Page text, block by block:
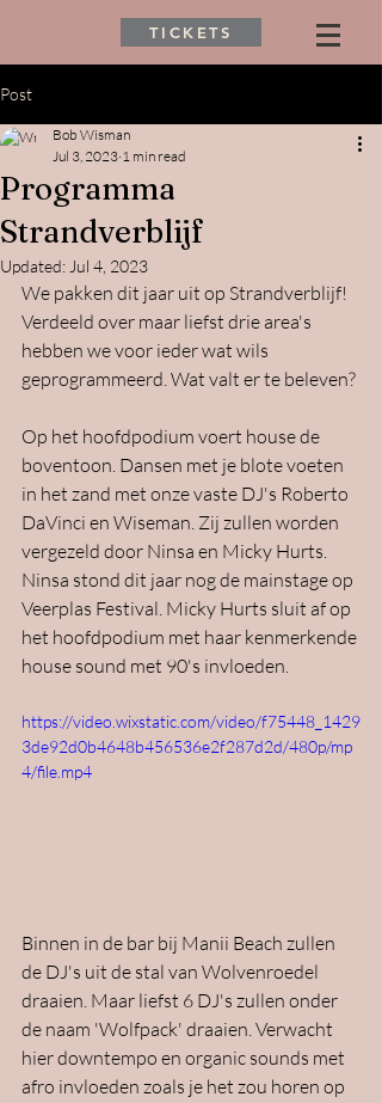
TICKETS
Post
Programma
Strandverblijf
Bob Wisman
Jul 3, 2023 1 min read
Updated: Jul 4, 2023
We pakken dit jaar uit op Strandverblijf!
Verdeeld over maar liefst drie area's
hebben we voor ieder wat wils
geprogrammeerd. Wat valt er te beleven?
Op het hoofdpodium voert house de
boventoon. Dansen met je blote voeten
in het zand met onze vaste DJ's Roberto
DaVinci en Wiseman. Zij zullen worden
vergezeld door Ninsa en Micky Hurts.
Ninsa stond dit jaar nog de mainstage op
Veerplas Festival. Micky Hurts sluit af op
het hoofdpodium met haar kenmerkende
house sound met 90's invloeden.
https://video.wixstatic.com/video/f75448_1429
3de92d0b4648b456536e2f287d2d/480p/mp
4/file.mp4
Binnen in de bar bij Manii Beach zullen
de DJ's uit de stal van Wolvenroedel
draaien. Maar liefst 6 DJ's zullen onder
de naam 'Wolfpack' draaien. Verwacht
hier downtempo en organic sounds met
afro invloeden zoals je het zou horen op